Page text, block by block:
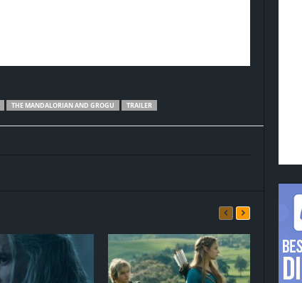
THE MANDALORIAN AND GROGU TRAILER